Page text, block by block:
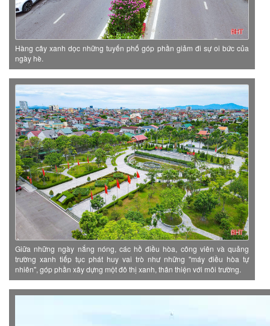
Hàng cây xanh dọc những tuyến phố góp phần giảm đi sự oi bức của
ngày hè.
Giữa những ngày nắng nóng, các hồ điều hòa, công viên và quảng
trường xanh tiếp tục phát huy vai trò như những "máy điều hòa tự
nhiên", góp phần xây dựng một đô thị xanh, thân thiện với môi trường.